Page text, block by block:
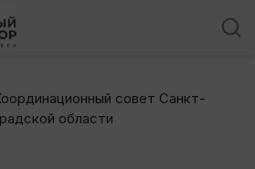
совет Санкт-
области